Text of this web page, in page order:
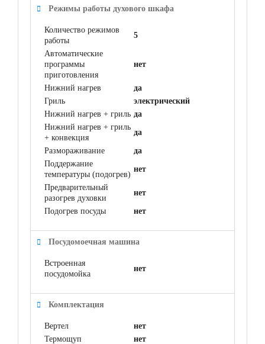
Режимы работы духового шкафа
Количество режимов
работы
5
Автоматические
программы
приготовления
нет
Нижний нагрев
да
Гриль
электрический
Нижний нагрев + гриль да
Нижний нагрев + гриль
+ конвекция
да
Размораживание
да
Поддержание
температуры (подогрев)
нет
Предварительный
разогрев духовки
нет
Подогрев посуды нет
Посудомоечная машина
Встроенная
посудомойка
нет
Комплектация
Вертел
нет
Термощуп
нет